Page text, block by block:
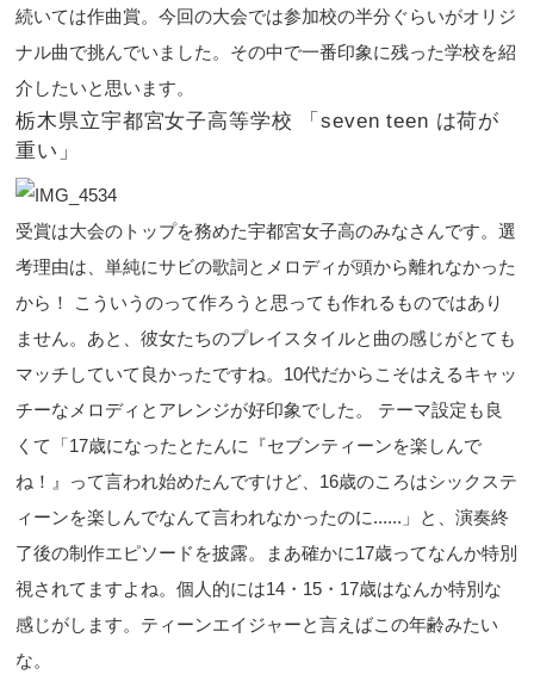
続いては作曲賞。今回の大会では参加校の半分ぐらいがオリジ
ナル曲で挑んでいました。その中で一番印象に残った学校を紹
介したいと思います。
栃木県立宇都宮女子高等学校 「seven teen は荷が
重い」
受賞は大会のトップを務めた宇都宮女子高のみなさんです。選
考理由は、単純にサビの歌詞とメロディが頭から離れなかった
から！ こういうのって作ろうと思っても作れるものではあり
ません。あと、彼女たちのプレイスタイルと曲の感じがとても
マッチしていて良かったですね。10代だからこそはえるキャッ
チーなメロディとアレンジが好印象でした。 テーマ設定も良
くて「17歳になったとたんに『セブンティーンを楽しんで
ね！』って言われ始めたんですけど、16歳のころはシックステ
ィーンを楽しんでなんて言われなかったのに......」と、演奏終
了後の制作エピソードを披露。まあ確かに17歳ってなんか特別
視されてますよね。個人的には14・15・17歳はなんか特別な
感じがします。ティーンエイジャーと言えばこの年齢みたい
な。